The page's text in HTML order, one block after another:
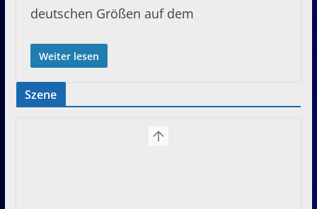
deutschen Größen auf dem
Weiter lesen
Szene